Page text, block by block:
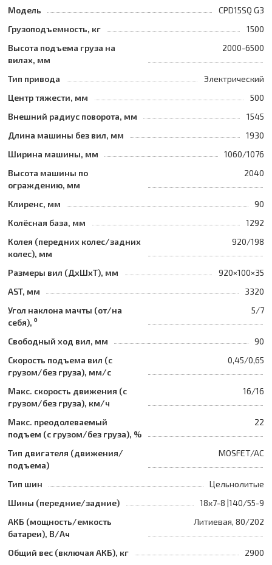
Модель
CPD15SQ G3
Грузоподъемность, кг
1500
Высота подъема груза на
вилах, мм
2000-6500
Тип привода
Электрический
Центр тяжести, мм
500
Внешний радиус поворота, мм
1545
Длина машины без вил, мм
1930
Ширина машины, мм
1060/1076
Высота машины по
ограждению, мм
2040
Клиренс, мм
90
Колёсная база, мм
1292
Колея (передних колес/задних
колес), мм
920/198
Размеры вил (ДхШхТ), мм
920×100×35
AST, мм
3320
Угол наклона мачты (от/на
себя), ⁰
5/7
Свободный ход вил, мм
90
Скорость подъема вил (с
грузом/без груза), мм/с
0,45/0,65
Макс. скорость движения (с
грузом/без груза), км/ч
16/16
Макс. преодолеваемый
подъем (с грузом/без груза), %
22
Тип двигателя (движения/
подъема)
MOSFET/AC
Тип шин
Цельнолитые
Шины (передние/задние)
18x7-8 |140/55-9
АКБ (мощность/емкость
батареи), В/Ач
Литиевая, 80/202
Общий вес (включая АКБ), кг
2900